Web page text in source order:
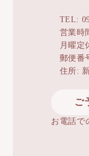
TEL:
営業時
月曜定
郵便番
住所:
ご
お電話で